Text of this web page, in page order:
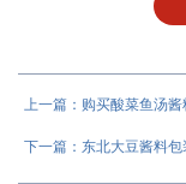
上一篇：购买酸菜鱼汤
下一篇：东北大豆酱料